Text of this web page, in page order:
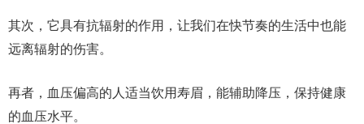
其次，它具有抗辐射的作用，让我们在快节奏的生活中也能
远离辐射的伤害。
再者，血压偏高的人适当饮用寿眉，能辅助降压，保持健康
的血压水平。